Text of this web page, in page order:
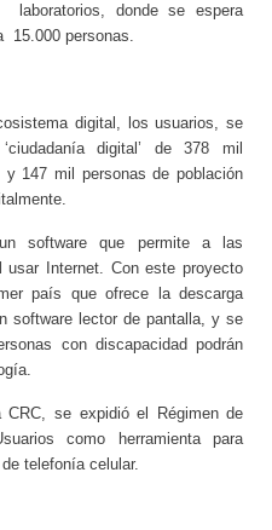
donde se espera
15.000 personas.
digital, los usuarios, se
digital’ de 378 mil
147 mil personas de población
software que permite a las
usar Internet. Con este proyecto
país que ofrece la descarga
software lector de pantalla, y se
con discapacidad podrán
se expidió el Régimen de
como herramienta para
telefonía celular.